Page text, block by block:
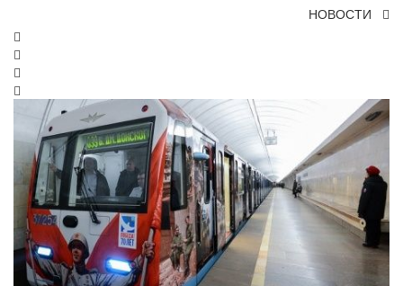
НОВОСТИ